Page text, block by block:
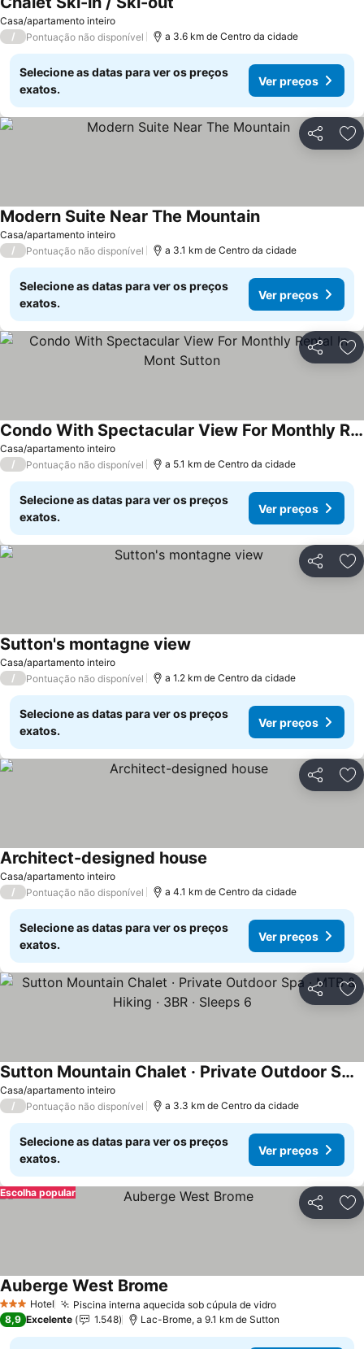
Casa/apartamento inteiro
/ Pontuação não disponível a 3.6 km de Centro da cidade
Selecione as datas para ver os preços
exatos.
Ver preços
Partilhar
Casa/apartamento inteiro
Modern Suite Near The MountainVer preços
/ Pontuação não disponível a 3.1 km de Centro da cidade
Selecione as datas para ver os preços
exatos.
Ver preços
Partilhar
Casa/apartamento inteiro
Condo With Spectacular View For Monthly Rental In Mont Sutton
Ver preços
/ Pontuação não disponível a 5.1 km de Centro da cidade
Selecione as datas para ver os preços
exatos.
Ver preços
Partilhar
Casa/apartamento inteiro
Sutton's montagne view
/ Pontuação não disponível a 1.2 km de Centro da cidade
Selecione as datas para ver os preços
exatos.
Ver preços
Partilhar
Casa/apartamento inteiro
Architect-designed house
/ Pontuação não disponível a 4.1 km de Centro da cidade
Selecione as datas para ver os preços
exatos.
Ver preços
Partilhar
Casa/apartamento inteiro
Sutton Mountain Chalet · Private Outdoor Spa · MTB & Hiking · 3BR · Sleeps 6
Ver preços
/ Pontuação não disponível a 3.3 km de Centro da cidade
Selecione as datas para ver os preços
exatos.
Ver preços
Partilhar
Escolha popular
3 EstrelasHotel Piscina interna aquecida sob cúpula de vidroVer preços
Auberge West Brome
8,9 Excelente 1.548 Lac-Brome, a 9.1 km de Sutton